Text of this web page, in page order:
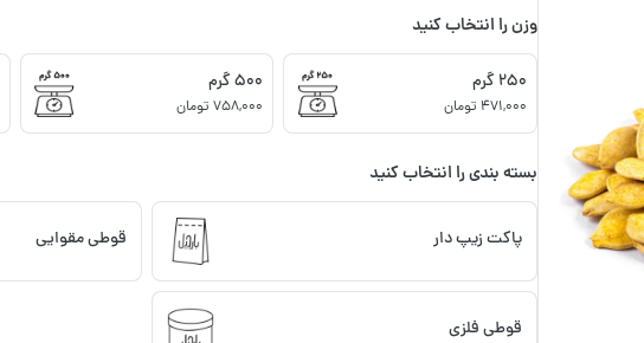
وزن را انتخاب کنید
250 گرم
471,000 تومان
500 گرم
758,000 تومان
بسته بندی را انتخاب کنید
پاکت زیپ دار قوطی مقوایی
قوطی فلزی